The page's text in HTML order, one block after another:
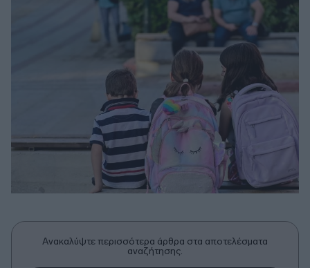
Ανακαλύψτε περισσότερα άρθρα στα αποτελέσματα
αναζήτησης.